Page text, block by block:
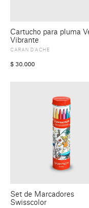
Cartucho para pluma
Vibrante
CARAN D’ACHE
$ 30.000
Set de Marcadores
Swisscolor